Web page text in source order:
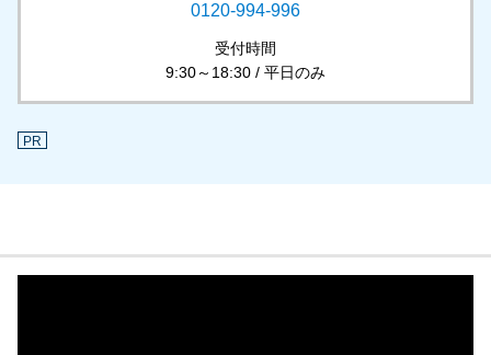
0120-994-996
受付時間
9:30～18:30 / 平日のみ
PR